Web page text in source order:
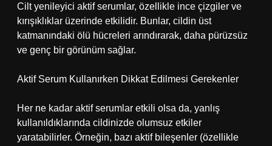
Cilt yenileyici aktif serumlar, özellikle ince çizgiler ve
kırışıklıklar üzerinde etkilidir. Bunlar, cildin üst
katmanındaki ölü hücreleri arındırarak, daha pürüzsüz
ve genç bir görünüm sağlar.
Aktif Serum Kullanırken Dikkat Edilmesi Gerekenler
Her ne kadar aktif serumlar etkili olsa da, yanlış
kullanıldıklarında cildinizde olumsuz etkiler
yaratabilirler. Örneğin, bazı aktif bileşenler (özellikle